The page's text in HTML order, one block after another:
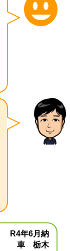
R4年6月納
車 栃木